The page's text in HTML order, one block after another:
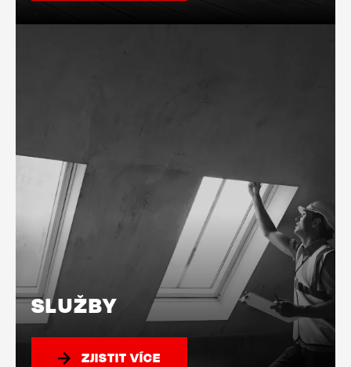
SLUŽBY
ZJISTIT VÍCE